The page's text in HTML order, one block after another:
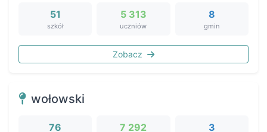
51
szkół
5 313
uczniów
8
gmin
Zobacz
wołowski
76 7 292 3